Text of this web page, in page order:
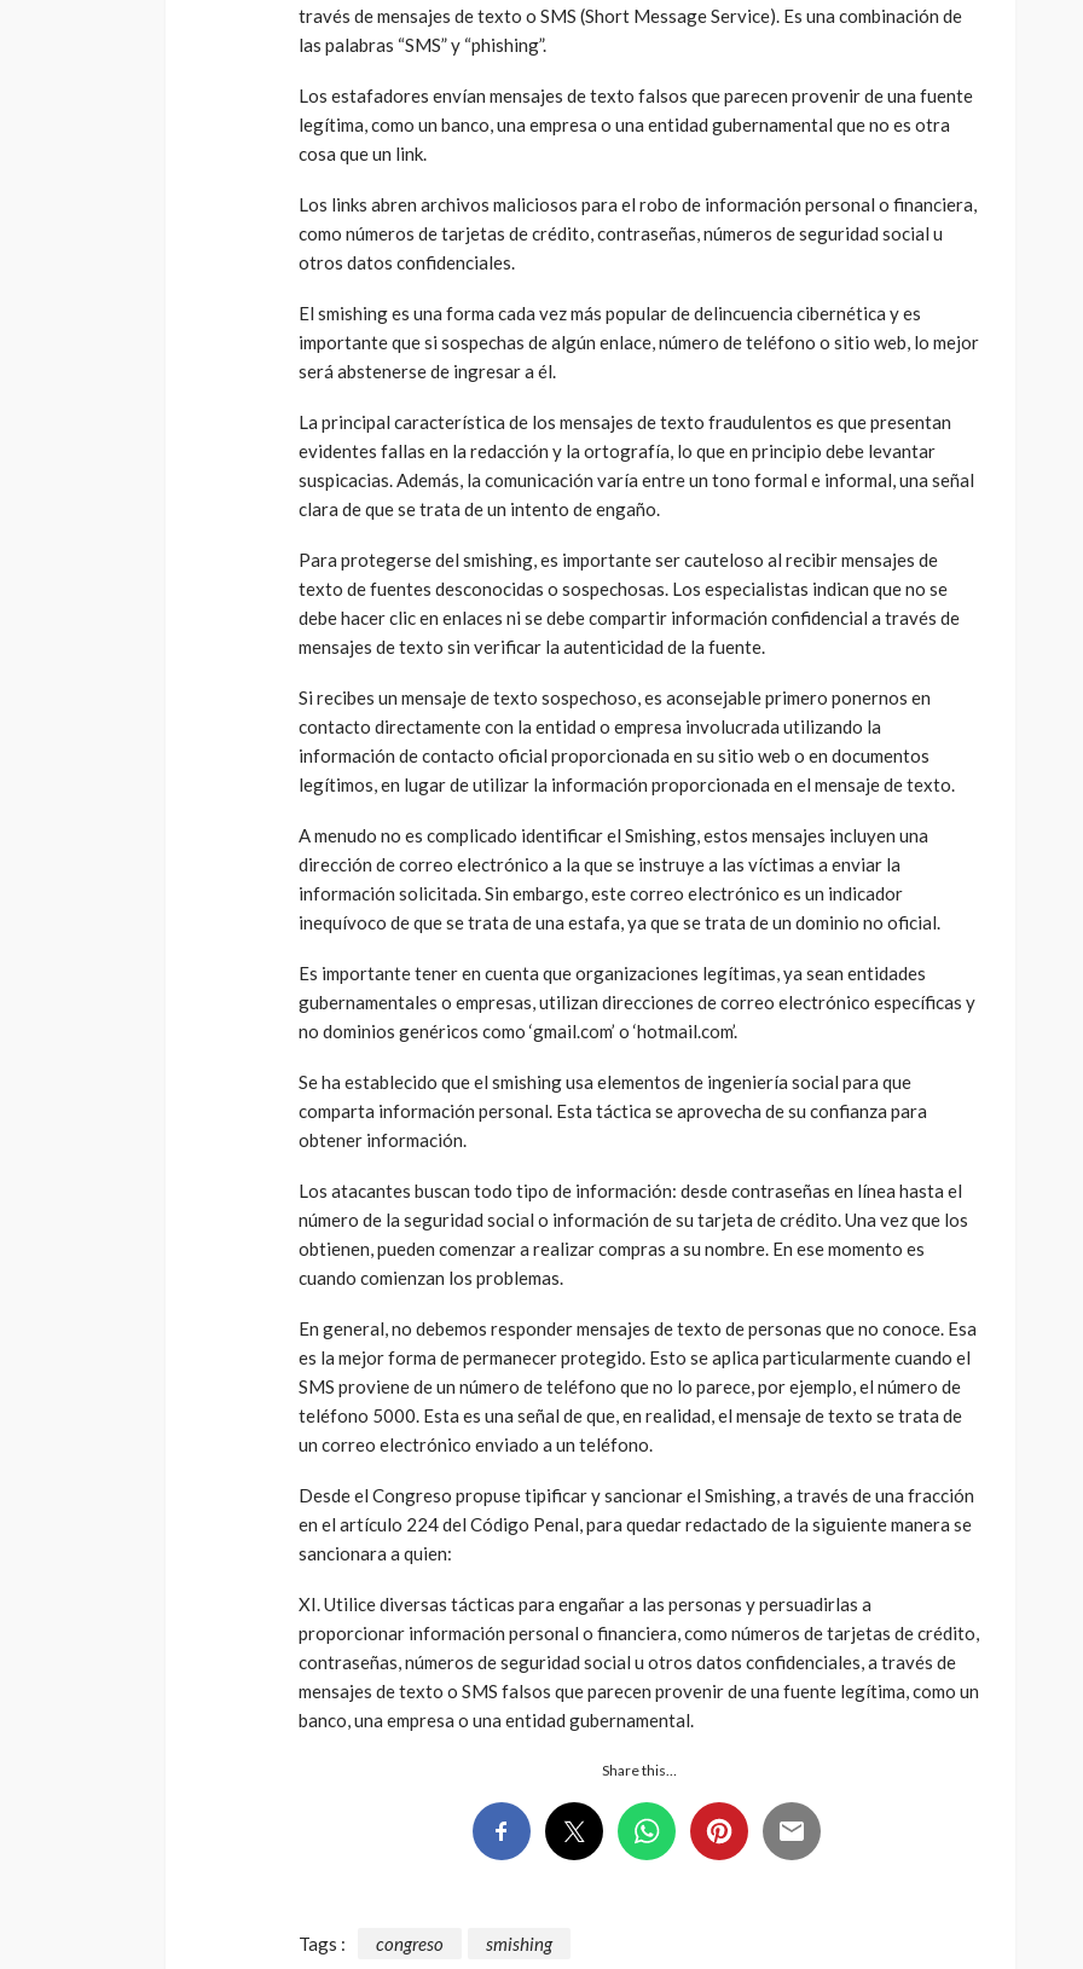
través de mensajes de texto o SMS (Short Message Service). Es una combinación de
las palabras “SMS” y “phishing”.
Los estafadores envían mensajes de texto falsos que parecen provenir de una fuente
legítima, como un banco, una empresa o una entidad gubernamental que no es otra
cosa que un link.
Los links abren archivos maliciosos para el robo de información personal o financiera,
como números de tarjetas de crédito, contraseñas, números de seguridad social u
otros datos confidenciales.
El smishing es una forma cada vez más popular de delincuencia cibernética y es
importante que si sospechas de algún enlace, número de teléfono o sitio web, lo mejor
será abstenerse de ingresar a él.
La principal característica de los mensajes de texto fraudulentos es que presentan
evidentes fallas en la redacción y la ortografía, lo que en principio debe levantar
suspicacias. Además, la comunicación varía entre un tono formal e informal, una señal
clara de que se trata de un intento de engaño.
Para protegerse del smishing, es importante ser cauteloso al recibir mensajes de
texto de fuentes desconocidas o sospechosas. Los especialistas indican que no se
debe hacer clic en enlaces ni se debe compartir información confidencial a través de
mensajes de texto sin verificar la autenticidad de la fuente.
Si recibes un mensaje de texto sospechoso, es aconsejable primero ponernos en
contacto directamente con la entidad o empresa involucrada utilizando la
información de contacto oficial proporcionada en su sitio web o en documentos
legítimos, en lugar de utilizar la información proporcionada en el mensaje de texto.
A menudo no es complicado identificar el Smishing, estos mensajes incluyen una
dirección de correo electrónico a la que se instruye a las víctimas a enviar la
información solicitada. Sin embargo, este correo electrónico es un indicador
inequívoco de que se trata de una estafa, ya que se trata de un dominio no oficial.
Es importante tener en cuenta que organizaciones legítimas, ya sean entidades
gubernamentales o empresas, utilizan direcciones de correo electrónico específicas y
no dominios genéricos como ‘gmail.com’ o ‘hotmail.com’.
Se ha establecido que el smishing usa elementos de ingeniería social para que
comparta información personal. Esta táctica se aprovecha de su confianza para
obtener información.
Los atacantes buscan todo tipo de información: desde contraseñas en línea hasta el
número de la seguridad social o información de su tarjeta de crédito. Una vez que los
obtienen, pueden comenzar a realizar compras a su nombre. En ese momento es
cuando comienzan los problemas.
En general, no debemos responder mensajes de texto de personas que no conoce. Esa
es la mejor forma de permanecer protegido. Esto se aplica particularmente cuando el
SMS proviene de un número de teléfono que no lo parece, por ejemplo, el número de
teléfono 5000. Esta es una señal de que, en realidad, el mensaje de texto se trata de
un correo electrónico enviado a un teléfono.
Desde el Congreso propuse tipificar y sancionar el Smishing, a través de una fracción
en el artículo 224 del Código Penal, para quedar redactado de la siguiente manera se
sancionara a quien:
XI. Utilice diversas tácticas para engañar a las personas y persuadirlas a
proporcionar información personal o financiera, como números de tarjetas de crédito,
contraseñas, números de seguridad social u otros datos confidenciales, a través de
mensajes de texto o SMS falsos que parecen provenir de una fuente legítima, como un
banco, una empresa o una entidad gubernamental.
Share this…
Tags : congreso smishing